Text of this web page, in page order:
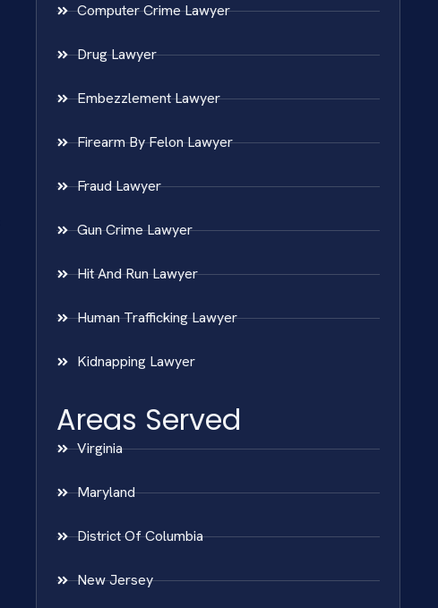
Computer Crime Lawyer
Drug Lawyer
Embezzlement Lawyer
Firearm By Felon Lawyer
Fraud Lawyer
Gun Crime Lawyer
Hit And Run Lawyer
Human Trafficking Lawyer
Kidnapping Lawyer
Areas Served
Virginia
Maryland
District Of Columbia
New Jersey